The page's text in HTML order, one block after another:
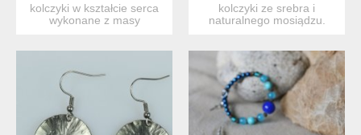
kolczyki w kształcie serca
wykonane z masy
kolczyki ze srebra i
naturalnego mosiądzu.